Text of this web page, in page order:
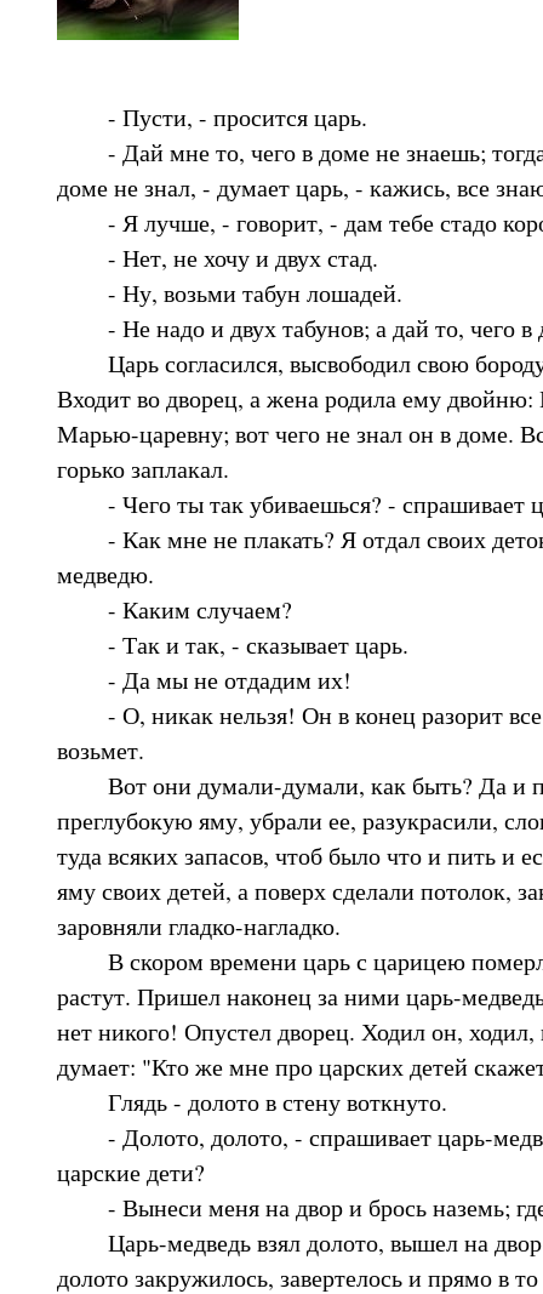
- Пусти, - просится царь.
- Дай мне то, чего в доме не знаешь;
доме не знал, - думает царь, - кажись, все
- Я лучше, - говорит, - дам тебе стадо
- Нет, не хочу и двух стад.
- Ну, возьми табун лошадей.
- Не надо и двух табунов; а дай то, чего в
Царь согласился, высвободил свою
Входит во дворец, а жена родила ему двойню:
Марью-царевну; вот чего не знал он в доме.
горько заплакал.
- Чего ты так убиваешься? - спрашивает
- Как мне не плакать? Я отдал своих
медведю.
- Каким случаем?
- Так и так, - сказывает царь.
- Да мы не отдадим их!
- О, никак нельзя! Он в конец разорит все
возьмет.
Вот они думали-думали, как быть? Да и
преглубокую яму, убрали ее, разукрасили,
туда всяких запасов, чтоб было что и пить и
яму своих детей, а поверх сделали потолок,
заровняли гладко-нагладко.
В скором времени царь с царицею
растут. Пришел наконец за ними царь-
нет никого! Опустел дворец. Ходил он,
думает: "Кто же мне про царских детей
Глядь - долото в стену воткнуто.
- Долото, долото, - спрашивает царь-
царские дети?
- Вынеси меня на двор и брось наземь;
Царь-медведь взял долото, вышел на двор
долото закружилось, завертелось и прямо в